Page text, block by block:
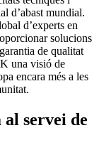
d’abast mundial.
d’experts en
solucions
de qualitat
una visió de
encara més a les
al servei de